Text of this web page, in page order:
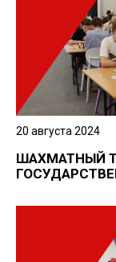
20 августа 2024
ШАХМАТНЫЙ